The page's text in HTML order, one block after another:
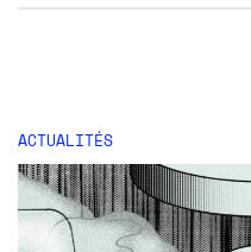
ACTUALITÉS